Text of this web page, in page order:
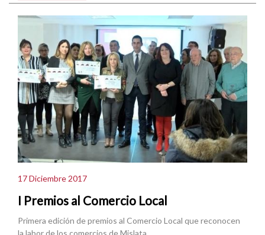
17 Diciembre 2017
I Premios al Comercio Local
Primera edición de premios al Comercio Local que reconocen
la labor de los comercios de Mislata.